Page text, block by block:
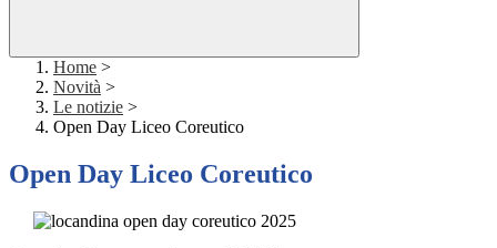
Home >
Novità >
Le notizie >
Open Day Liceo Coreutico
Open Day Liceo Coreutico